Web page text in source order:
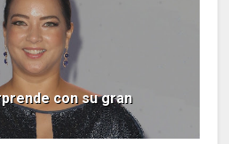
con su gran